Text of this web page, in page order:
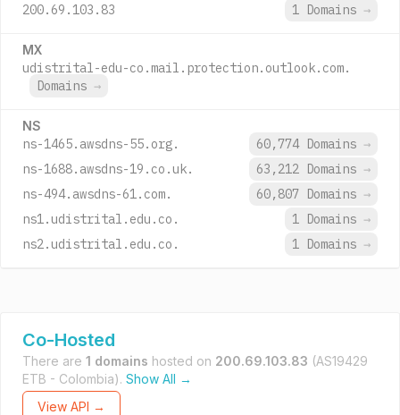
200.69.103.83 1 Domains →
MX
udistrital-edu-co.mail.protection.outlook.com.
Domains →
NS
ns-1465.awsdns-55.org. 60,774 Domains →
ns-1688.awsdns-19.co.uk.
63,212 Domains →
ns-494.awsdns-61.com.
60,807 Domains →
ns1.udistrital.edu.co.
1 Domains →
ns2.udistrital.edu.co.
1 Domains →
Co-Hosted
There are 1 domains hosted on 200.69.103.83 (AS19429
ETB - Colombia). Show All →
View API →